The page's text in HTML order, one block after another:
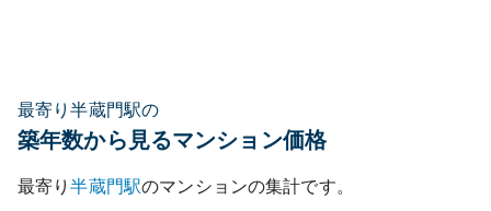
最寄り半蔵門駅の
築年数から見るマンション価格
最寄り半蔵門駅のマンションの集計です。